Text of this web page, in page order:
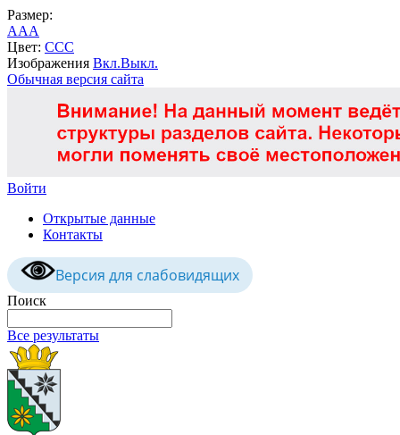
Размер:
AAA
Цвет: CCC
Изображения Вкл.Выкл.
Обычная версия сайта
Войти
Открытые данные
Контакты
Версия для слабовидящих
Поиск
Все результаты